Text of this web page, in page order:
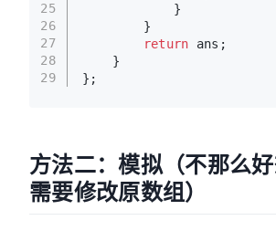
25
26
27
28
29
            }
        }
return ans;
    }
};
方法二：模拟（不那么
需要修改原数组）